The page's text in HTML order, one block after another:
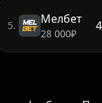
5. Мелбет
28 000₽